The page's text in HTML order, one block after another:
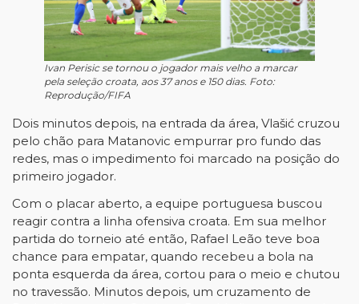
Ivan Perisic se tornou o jogador mais velho a marcar
pela seleção croata, aos 37 anos e 150 dias. Foto:
Reprodução/FIFA
Dois minutos depois, na entrada da área, Vlašić cruzou
pelo chão para Matanovic empurrar pro fundo das
redes, mas o impedimento foi marcado na posição do
primeiro jogador.
Com o placar aberto, a equipe portuguesa buscou
reagir contra a linha ofensiva croata. Em sua melhor
partida do torneio até então, Rafael Leão teve boa
chance para empatar, quando recebeu a bola na
ponta esquerda da área, cortou para o meio e chutou
no travessão. Minutos depois, um cruzamento de